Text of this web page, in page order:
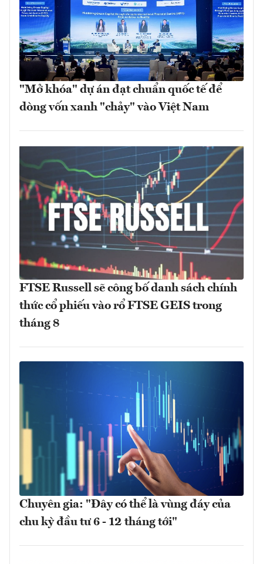
"Mở khóa" dự án đạt chuẩn quốc tế để
dòng vốn xanh "chảy" vào Việt Nam
FTSE Russell sẽ công bố danh sách chính
thức cổ phiếu vào rổ FTSE GEIS trong
tháng 8
Chuyên gia: "Đây có thể là vùng đáy của
chu kỳ đầu tư 6 - 12 tháng tới"